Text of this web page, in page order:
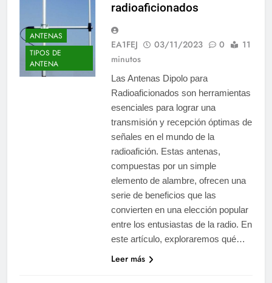
ANTENAS
TIPOS DE
ANTENA
radioaficionados
EA1FEJ 03/11/2023 0
11
minutos
Las Antenas Dipolo para
Radioaficionados son herramientas
esenciales para lograr una
transmisión y recepción óptimas de
señales en el mundo de la
radioafición. Estas antenas,
compuestas por un simple
elemento de alambre, ofrecen una
serie de beneficios que las
convierten en una elección popular
entre los entusiastas de la radio. En
este artículo, exploraremos qué…
Leer más